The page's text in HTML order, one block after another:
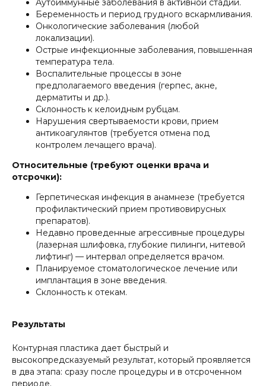
Аутоиммунные заболевания в активной стадии.
Беременность и период грудного вскармливания.
Онкологические заболевания (любой
локализации).
Острые инфекционные заболевания, повышенная
температура тела.
Воспалительные процессы в зоне
предполагаемого введения (герпес, акне,
дерматиты и др.).
Склонность к келоидным рубцам.
Нарушения свертываемости крови, прием
антикоагулянтов (требуется отмена под
контролем лечащего врача).
Относительные (требуют оценки врача и
отсрочки):
Герпетическая инфекция в анамнезе (требуется
профилактический прием противовирусных
препаратов).
Недавно проведенные агрессивные процедуры
(лазерная шлифовка, глубокие пилинги, нитевой
лифтинг) — интервал определяется врачом.
Планируемое стоматологическое лечение или
имплантация в зоне введения.
Склонность к отекам.
Результаты
Контурная пластика дает быстрый и
высокопредсказуемый результат, который проявляется
в два этапа: сразу после процедуры и в отсроченном
периоде.